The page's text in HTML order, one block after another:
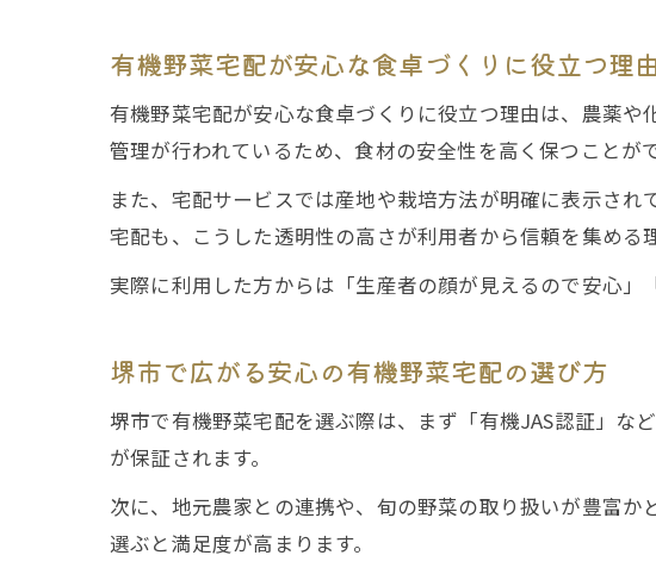
堺市
有機
地元
宅配
安心できる
有機
堺市で
有機野菜宅配が安心な食卓づくりに役立つ理由
有機野菜宅配が安心な食卓づくりに役立つ理由は、農薬
管理が行われているため、食材の安全性を高く保つことがで
また、宅配サービスでは産地や栽培方法が明確に表示さ
宅配も、こうした透明性の高さが利用者から信頼を集める
実際に利用した方からは「生産者の顔が見えるので安心」
堺市で広がる安心の有機野菜宅配の選び方
堺市で有機野菜宅配を選ぶ際は、まず「有機JAS認証」な
が保証されます。
次に、地元農家との連携や、旬の野菜の取り扱いが豊富
選ぶと満足度が高まります。